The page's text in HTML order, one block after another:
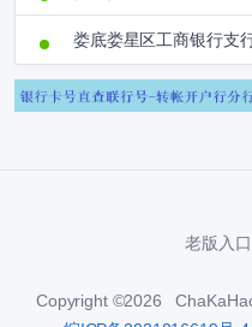
娄底娄星区工商银行支
老版入口
Copyright ©2026